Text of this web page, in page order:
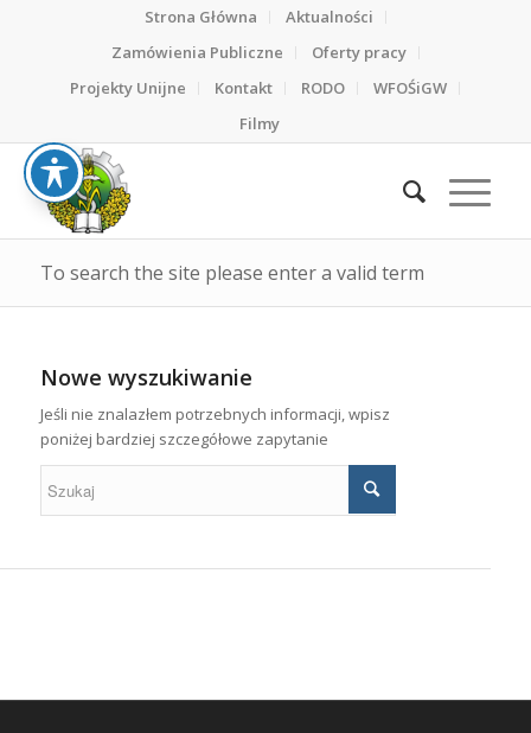
Strona Główna
Aktualności
Zamówienia Publiczne
Oferty pracy
Projekty Unijne
Kontakt RODO
WFOŚiGW
Filmy
To search the site please enter a valid term
Nowe wyszukiwanie
Jeśli nie znalazłem potrzebnych informacji, wpisz
poniżej bardziej szczegółowe zapytanie